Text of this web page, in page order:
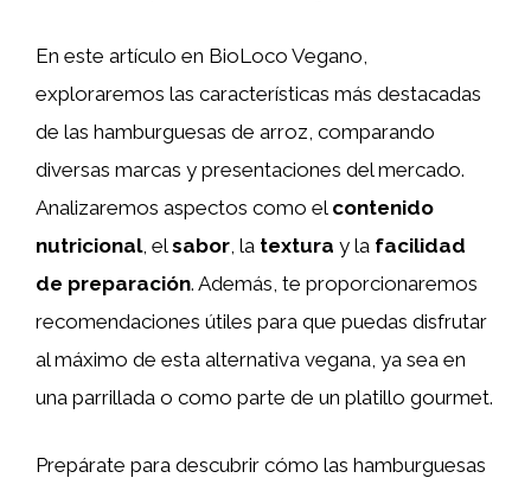
En este artículo en BioLoco Vegano,
exploraremos las características más destacadas
de las hamburguesas de arroz, comparando
diversas marcas y presentaciones del mercado.
Analizaremos aspectos como el contenido
nutricional, elsabor , la textura y la facilidad
de preparación. Además, te proporcionaremos
recomendaciones útiles para que puedas disfrutar
al máximo de esta alternativa vegana, ya sea en
una parrillada o como parte de un platillo gourmet.
Prepárate para descubrir cómo las hamburguesas